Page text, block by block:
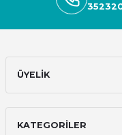
ÜYELİK
KATEGORİLER